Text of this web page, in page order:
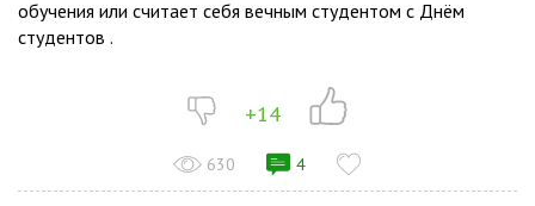
обучения или считает себя вечным студентом с Днём
студентов .
+14
630 4